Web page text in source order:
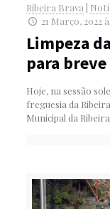
Ribeira Brava
21 Março, 2022
Limpeza
para breve
Hoje, na sessão
freguesia da
Municipal da